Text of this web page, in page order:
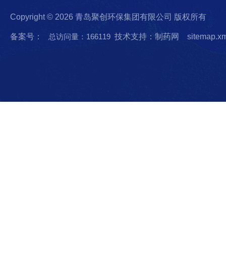
Copyright © 2026 青岛聚创环保集团有限公司 版权所有
备案号： 总访问量：166119 技术支持：制药网